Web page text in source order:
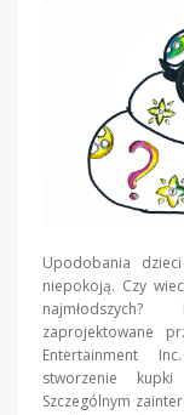
Upodobania
niepokoją. Czy
zaprojektowane
Entertainment
stworzenie
Szczególnym